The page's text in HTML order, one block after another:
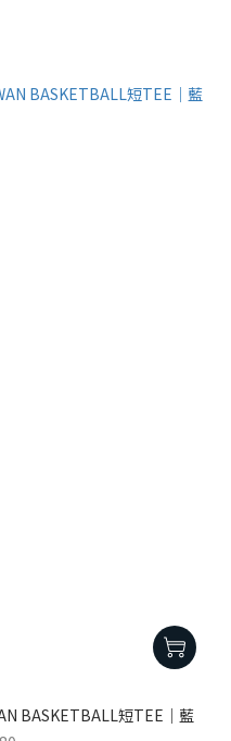
BASKETBALL短TEE｜藍